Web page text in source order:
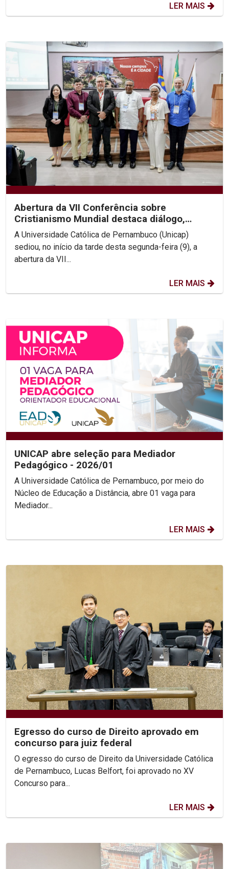
LER MAIS
Abertura da VII Conferência sobre
Cristianismo Mundial destaca diálogo,
diversidade religiosa e...
A Universidade Católica de Pernambuco (Unicap)
sediou, no início da tarde desta segunda-feira (9), a
abertura da VII...
LER MAIS
UNICAP abre seleção para Mediador
Pedagógico - 2026/01
A Universidade Católica de Pernambuco, por meio do
Núcleo de Educação a Distância, abre 01 vaga para
Mediador...
LER MAIS
Egresso do curso de Direito aprovado em
concurso para juiz federal
O egresso do curso de Direito da Universidade Católica
de Pernambuco, Lucas Belfort, foi aprovado no XV
Concurso para...
LER MAIS